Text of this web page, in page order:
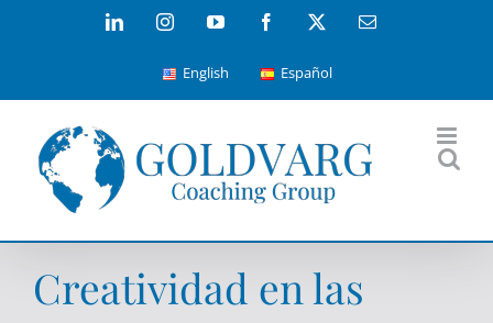
LinkedInInstagramYouTube Facebook Email
English Español
Creatividad en las